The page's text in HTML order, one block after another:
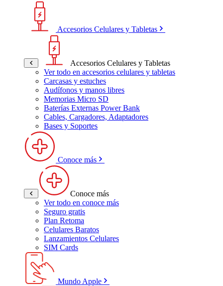
Accesorios Celulares y Tabletas
Accesorios Celulares y Tabletas
Ver todo en accesorios celulares y tabletas
Carcasas y estuches
Audífonos y manos libres
Memorias Micro SD
Baterías Externas Power Bank
Cables, Cargadores, Adaptadores
Bases y Soportes
Conoce más
Conoce más
Ver todo en conoce más
Seguro gratis
Plan Retoma
Celulares Baratos
Lanzamientos Celulares
SIM Cards
Mundo Apple